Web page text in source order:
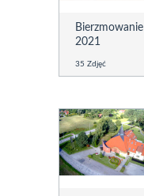
Bierzmowanie
2021
35 Zdjęć